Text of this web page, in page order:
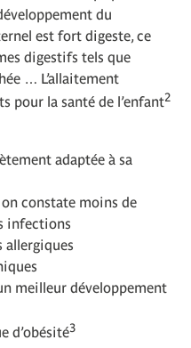
du
est fort digeste, ce
digestifs tels que
… L’allaitement
pour la santé de l’enfant2
adaptée à sa
constate moins de
infections
allergiques
meilleur développement
d’obésité3